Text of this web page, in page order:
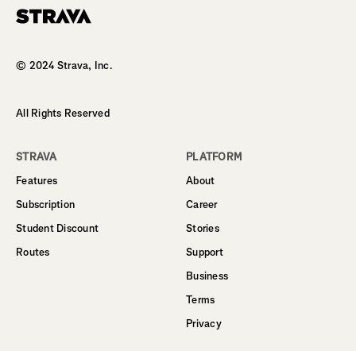
© 2024 Strava, Inc.
All Rights Reserved
STRAVA
Features
Subscription
Student Discount
Routes
PLATFORM
About
Career
Stories
Support
Business
Terms
Privacy